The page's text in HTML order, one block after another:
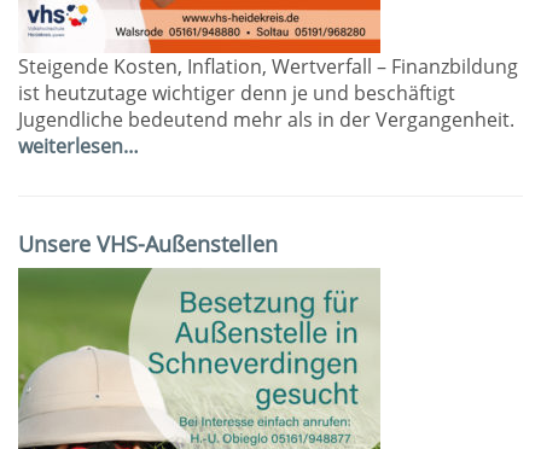
Steigende Kosten, Inflation, Wertverfall – Finanzbildung
ist heutzutage wichtiger denn je und beschäftigt
Jugendliche bedeutend mehr als in der Vergangenheit.
weiterlesen…
Unsere VHS-Außenstellen